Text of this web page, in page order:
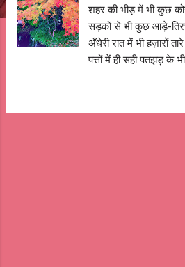
शहर की भीड़ में भी कुछ
सड़कों से भी कुछ आड़े-
अँधेरी रात में भी हज़ारों
पत्तों में ही सही पतझड़ के
शरारती छल होते हैं